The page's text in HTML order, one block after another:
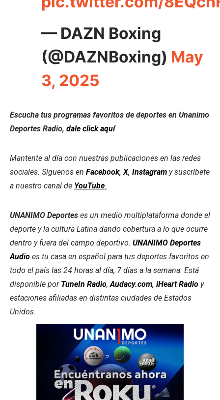
— DAZN Boxing
(@DAZNBoxing) May
3, 2025
Escucha tus programas favoritos de deportes en Unanimo
Deportes Radio, dale click aquí
Mantente al día con nuestras publicaciones en las redes
sociales. Síguenos en Facebook,X, Instagram y suscríbete
a nuestro canal de YouTube.
UNANIMO Deportes es un medio multiplataforma donde el
deporte y la cultura Latina dando cobertura a lo que ocurre
dentro y fuera del campo deportivo. UNANIMO Deportes
Audio es tu casa en español para tus deportes favoritos en
todo el país las 24 horas al día, 7 días a la semana. Está
disponible por TuneIn Radio,Audacy.com, iHeart Radio y
estaciones afiliadas en distintas ciudades de Estados
Unidos.